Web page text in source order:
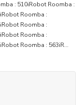
: 510iRobot Roomba :
Roomba :
Roomba :
Roomba :
Roomba : 563iR...